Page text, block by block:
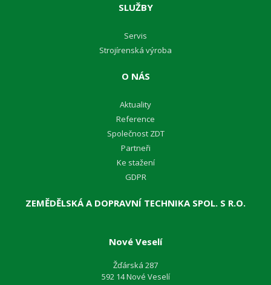
SLUŽBY
Servis
Strojírenská výroba
O NÁS
Aktuality
Reference
Společnost ZDT
Partneři
Ke stažení
GDPR
ZEMĚDĚLSKÁ A DOPRAVNÍ TECHNIKA SPOL. S R.O.
Nové Veselí
Žďárská 287
592 14 Nové Veselí